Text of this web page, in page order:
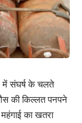
संघर्ष के चलते
की किल्लत पनपने
का खतरा